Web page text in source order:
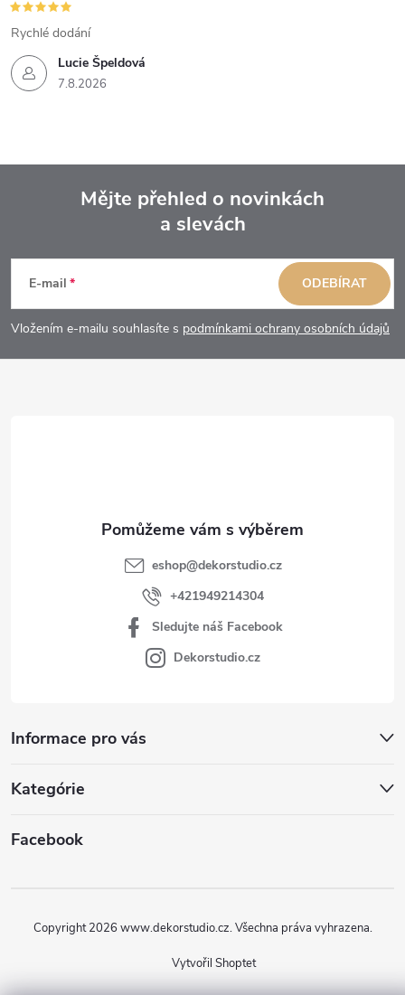
Lucie Špeldová
7.8.2026
Rychlé dodání
p
a
Mějte přehled o novinkách
a slevách
E-mail
Vložením e-mailu souhlasíte s podmínkami ochrany osobních údajů
ODEBÍRAT
Informace pro vás
Kategórie
Facebook
eshop@dekorstudio.cz
+421949214304
Sledujte náš Facebook
Dekorstudio.cz
Vytvořil Shoptet
Copyright 2026 www.dekorstudio.cz. Všechna práva vyhrazena.